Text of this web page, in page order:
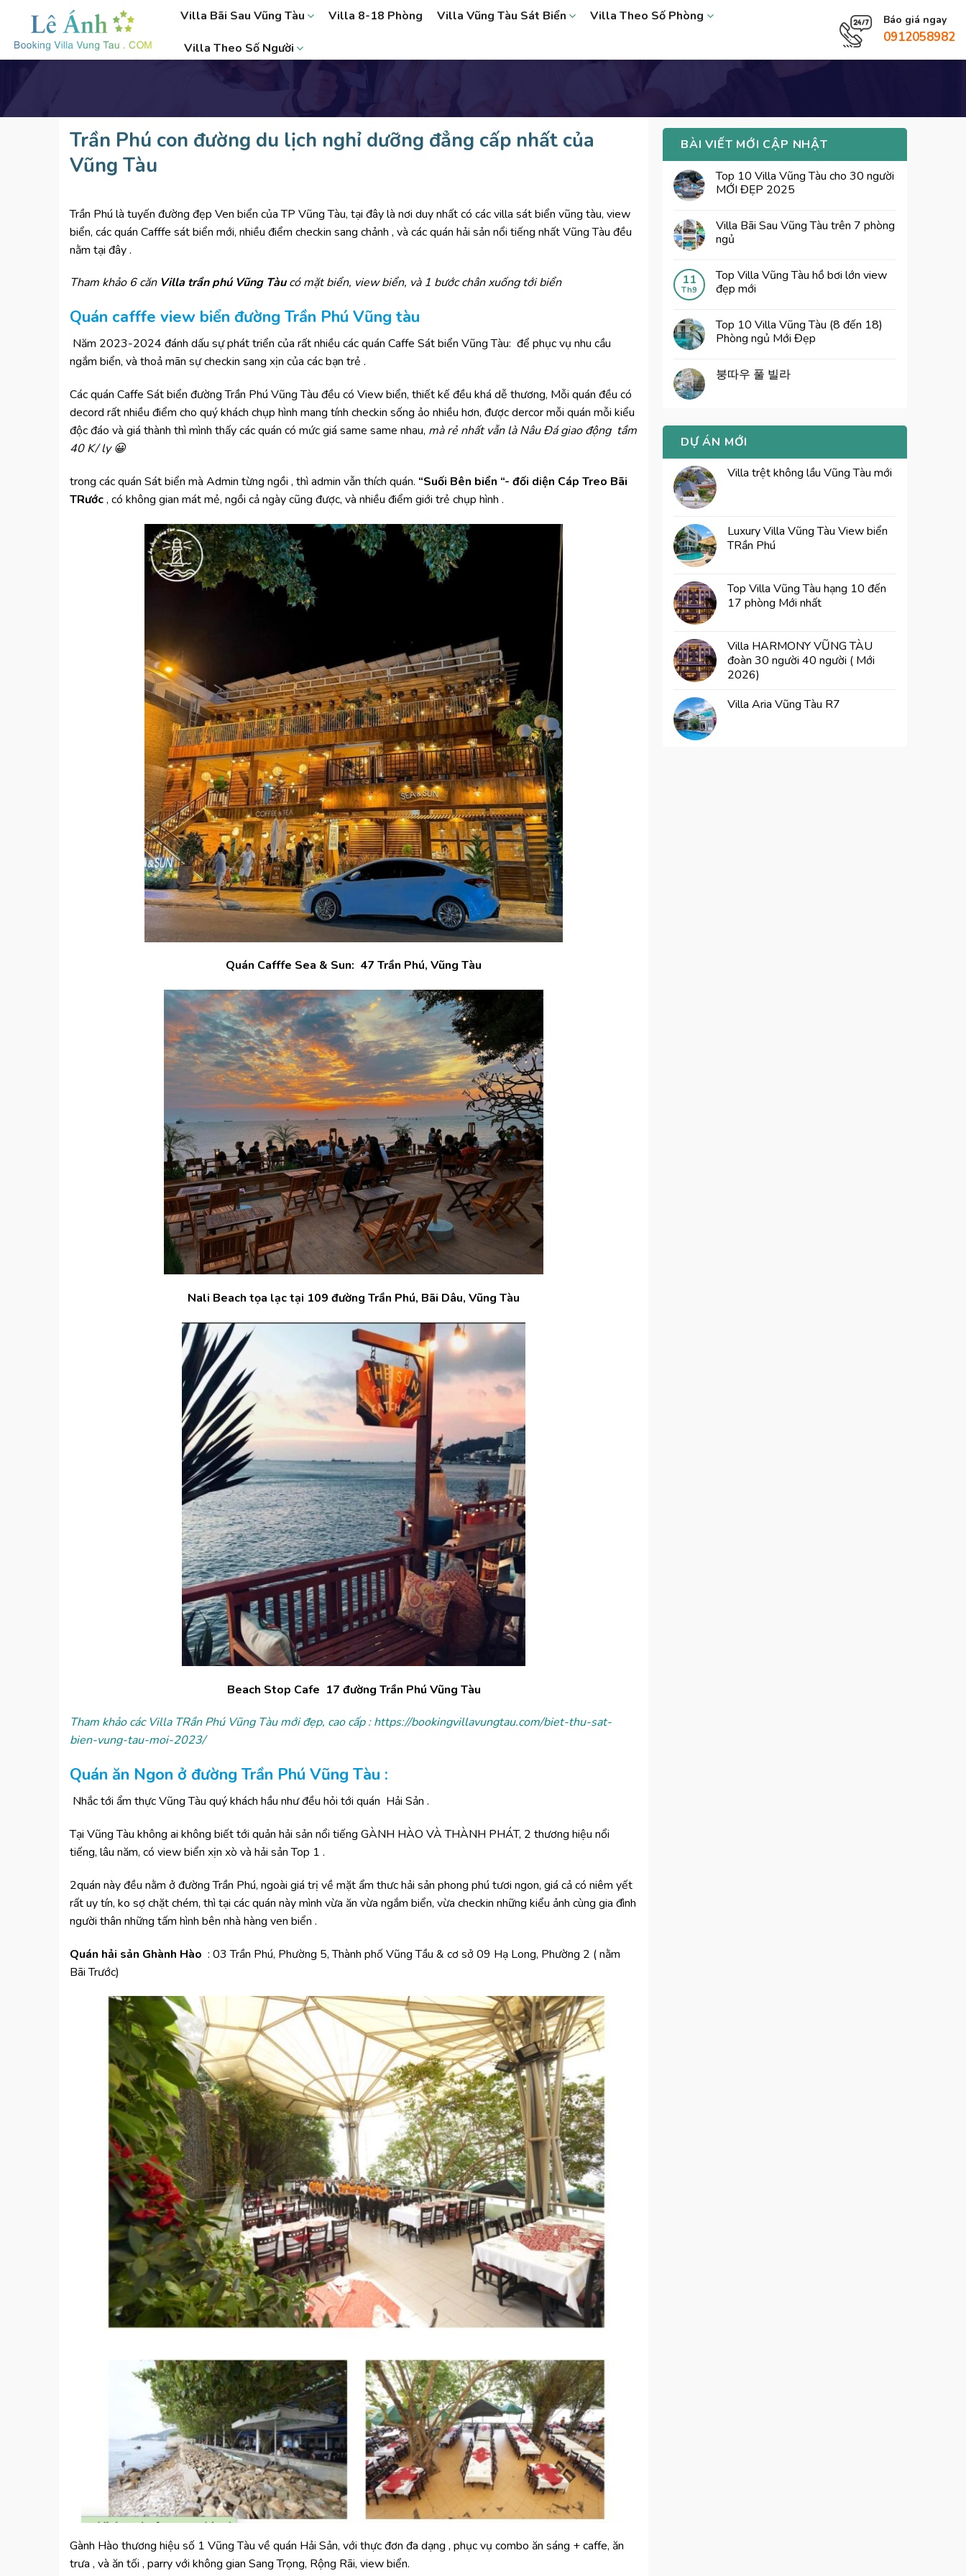
content
Villa Bãi Sau Vũng Tàu Villa 8-18 Phòng Villa Vũng Tàu Sát Biển Villa Theo Số Phòng
Villa Theo Số Người
Báo giá ngay
0912058982
Trần Phú con đường du lịch nghỉ dưỡng đẳng cấp nhất của
Vũng Tàu
Trần Phú là tuyến đường đẹp Ven biển của TP Vũng Tàu, tại đây là nơi duy nhất có cácvilla sát biển vũng tàu, view
biển, các quán Cafffe sát biển mới, nhiều điểm checkin sang chảnh , và các quán hải sản nổi tiếng nhất Vũng Tàu đều
nằm tại đây .
Tham khảo 6 căn Villa trần phú Vũng Tàucómặt biển, view biển, và 1 bước chân xuống tới biển
Quán cafffe view biển đường Trần Phú Vũng tàu
Năm 2023-2024 đánh dấu sự phát triển của rất nhiều các quán Caffe Sát biển Vũng Tàu: để phục vụ nhu cầu
ngắm biển, và thoảmãn sựcheckin sang xịn của các bạn trẻ .
Các quán Caffe Sát biển đường Trần Phú Vũng Tàu đều có View biển, thiết kế đều khá dễ thương, Mỗi quán đều có
decord rất nhiều điểm cho quý khách chụp hình mang tính checkin sống ảo nhiều hơn, được dercor mỗi quán mỗi kiểu
độcđáo và giá thành thì mình thấy các quán có mức giá same same nhau, màrẻ nhất vẫn làNâuĐá giao động tầm
40 K/ ly😀
trong các quán Sát biển mà Admin từng ngồi , thì admin vẫn thích quán. “Suối Bên biển “- đối diện Cáp Treo Bãi
TRước, có không gian mát mẻ, ngồi cả ngày cũng được, và nhiều điểm giới trẻ chụp hình .
Quán Cafffe Sea & Sun: 47 Trần Phú, Vũng Tàu
Nali Beach tọa lạc tại 109 đường Trần Phú, Bãi Dâu, Vũng Tàu
Beach Stop Cafe 17 đường Trần Phú Vũng Tàu
Tham khảo các Villa TRần Phú Vũng Tàu mới đẹp, cao cấp :https://bookingvillavungtau.com/biet-thu-sat-
bien-vung-tau-moi-2023/
Quán ăn Ngon ở đường Trần Phú Vũng Tàu :
Nhắc tới ẩm thực Vũng Tàu quý khách hầu như đều hỏi tới quán Hải Sản .
Tại Vũng Tàu không ai không biết tới quản hải sản nổi tiếng GÀNH HÀO VÀ THÀNH PHÁT, 2 thương hiệu nổi
tiếng, lâu năm, có view biển xịn xò và hải sản Top 1 .
2quán này đều nằm ở đường Trần Phú, ngoài giá trị về mặtẩm thưc hải sản phong phú tươi ngon, giá cả có niêm yết
rất uy tín, ko sợchặt chém, thì tại các quán này mình vừa ăn vừa ngắm biển, vừa checkin những kiểu ảnh cùng gia đình
người thân những tấm hình bên nhà hàng ven biển .
Quán hải sản Ghành Hào : 03 Trần Phú, Phường 5, Thành phố Vũng Tầu & cơ sở 09 Hạ Long, Phường 2 ( nằm
Bãi Trước)
Gành Hào thương hiệu số 1 Vũng Tàu về quán Hải Sản, với thực đơn đa dạng , phục vụ combo ăn sáng + caffe, ăn
trưa , và ăn tối , parry với không gian Sang Trọng, Rộng Rãi, view biển.
BÀI VIẾT MỚI CẬP NHẬT
Top 10 Villa Vũng Tàu cho 30 người
MỚI ĐẸP 2025
Villa Bãi Sau Vũng Tàu trên 7 phòng
ngủ
11
Th9
Top Villa Vũng Tàu hồ bơi lớn view
đẹp mới
Top 10 Villa Vũng Tàu (8 đến 18)
Phòng ngủ Mới Đẹp
붕따우 풀 빌라
DỰ ÁN MỚI
Villa trệt không lầu Vũng Tàu mới
Luxury Villa Vũng Tàu View biển
TRần Phú
Top Villa Vũng Tàu hạng 10 đến
17 phòng Mới nhất
Villa HARMONY VŨNG TÀU
đoàn 30 người 40 người ( Mới
2026)
Villa Aria Vũng Tàu R7